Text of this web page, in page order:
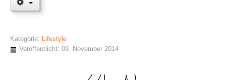
Kategorie: Lifestyle
Veröffentlicht: 09. November 2014